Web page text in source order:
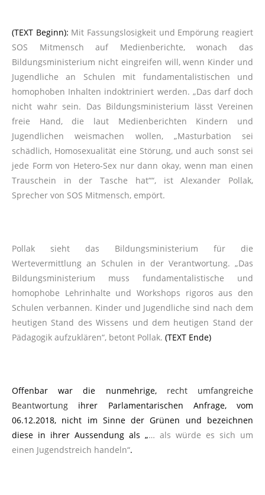
(TEXT Beginn): Mit Fassungslosigkeit und Empörung reagiert
SOS Mitmensch auf Medienberichte, wonach das
Bildungsministerium nicht eingreifen will, wenn Kinder und
Jugendliche an Schulen mit fundamentalistischen und
homophoben Inhalten indoktriniert werden. „Das darf doch
nicht wahr sein. Das Bildungsministerium lässt Vereinen
freie Hand, die laut Medienberichten Kindern und
Jugendlichen weismachen wollen, „Masturbation sei
schädlich, Homosexualität eine Störung, und auch sonst sei
jede Form von Hetero-Sex nur dann okay, wenn man einen
Trauschein in der Tasche hat““, ist Alexander Pollak,
Sprecher von SOS Mitmensch, empört.
Pollak sieht das Bildungsministerium für die
Wertevermittlung an Schulen in der Verantwortung. „Das
Bildungsministerium muss fundamentalistische und
homophobe Lehrinhalte und Workshops rigoros aus den
Schulen verbannen. Kinder und Jugendliche sind nach dem
heutigen Stand des Wissens und dem heutigen Stand der
Pädagogik aufzuklären“, betont Pollak. (TEXT Ende)
Offenbar war die nunmehrige, recht umfangreiche
Beantwortung ihrer Parlamentarischen Anfrage, vom
06.12.2018, nicht im Sinne der Grünen und bezeichnen
diese in ihrer Aussendung als „… als würde es sich um
einen Jugendstreich handeln“.